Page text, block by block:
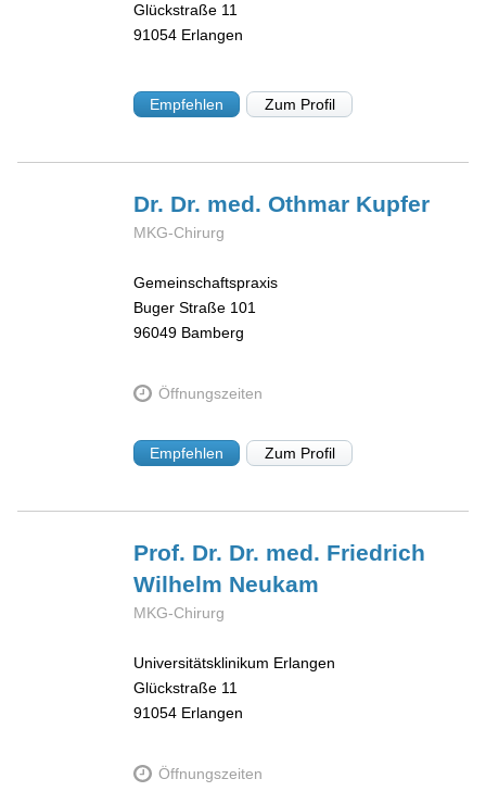
Glückstraße 11
91054 Erlangen
Empfehlen Zum Profil
Dr. Dr. med. Othmar Kupfer
MKG-Chirurg
Gemeinschaftspraxis
Buger Straße 101
96049 Bamberg
Öffnungszeiten
Empfehlen Zum Profil
Prof. Dr. Dr. med. Friedrich
Wilhelm Neukam
MKG-Chirurg
Universitätsklinikum Erlangen
Glückstraße 11
91054 Erlangen
Öffnungszeiten